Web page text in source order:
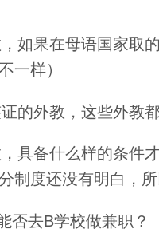
如果在母语国家取
一样）
的外教，这些外教
具备什么样的条件
制度还没有明白，
否去B学校做兼职？